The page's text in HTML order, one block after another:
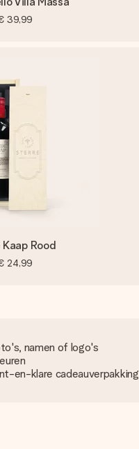
39,99
Kaap Rood
24,99
namen of logo's
en-klare cadeauverpakking